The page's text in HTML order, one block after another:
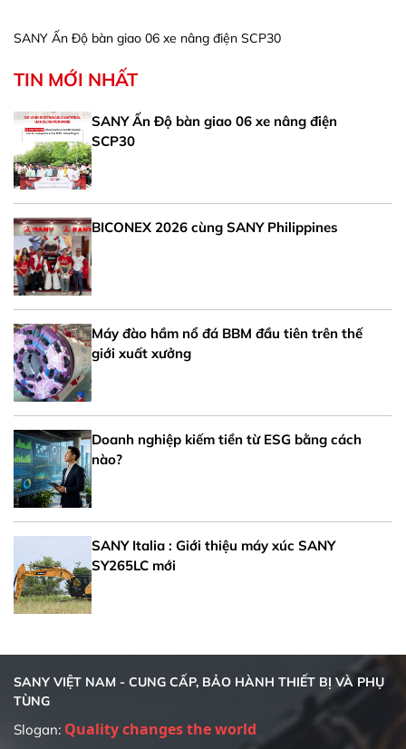
SANY Ấn Độ bàn giao 06 xe nâng điện SCP30
TIN MỚI NHẤT
SANY Ấn Độ bàn giao 06 xe nâng điện
SCP30
BICONEX 2026 cùng SANY Philippines
Máy đào hầm nổ đá BBM đầu tiên trên thế
giới xuất xưởng
Doanh nghiệp kiếm tiền từ ESG bằng cách
nào?
SANY Italia : Giới thiệu máy xúc SANY
SY265LC mới
SANY VIỆT NAM - CUNG CẤP, BẢO HÀNH THIẾT BỊ VÀ PHỤ
TÙNG
Slogan: Quality changes the world